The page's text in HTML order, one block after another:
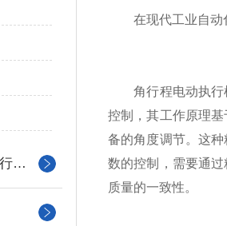
DKZ直行程电动执行机构
在现代工业自动
角行程电动执行机
控制，其工作原理
备的角度调节。这
数的控制，需要通
质量的一致性。